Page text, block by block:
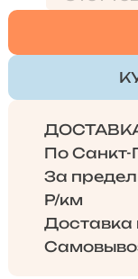
По Санкт-
За
Р/км
Доставка